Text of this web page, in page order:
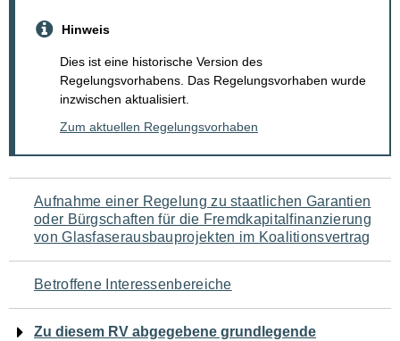
Hinweis
Dies ist eine historische Version des
Regelungsvorhabens. Das Regelungsvorhaben wurde
inzwischen aktualisiert.
Zum aktuellen Regelungsvorhaben
Navigation
für
den
Seiteninhalt
Aufnahme einer Regelung zu staatlichen Garantien
oder Bürgschaften für die Fremdkapitalfinanzierung
von Glasfaserausbauprojekten im Koalitionsvertrag
Betroffene Interessenbereiche
Zu diesem RV abgegebene grundlegende